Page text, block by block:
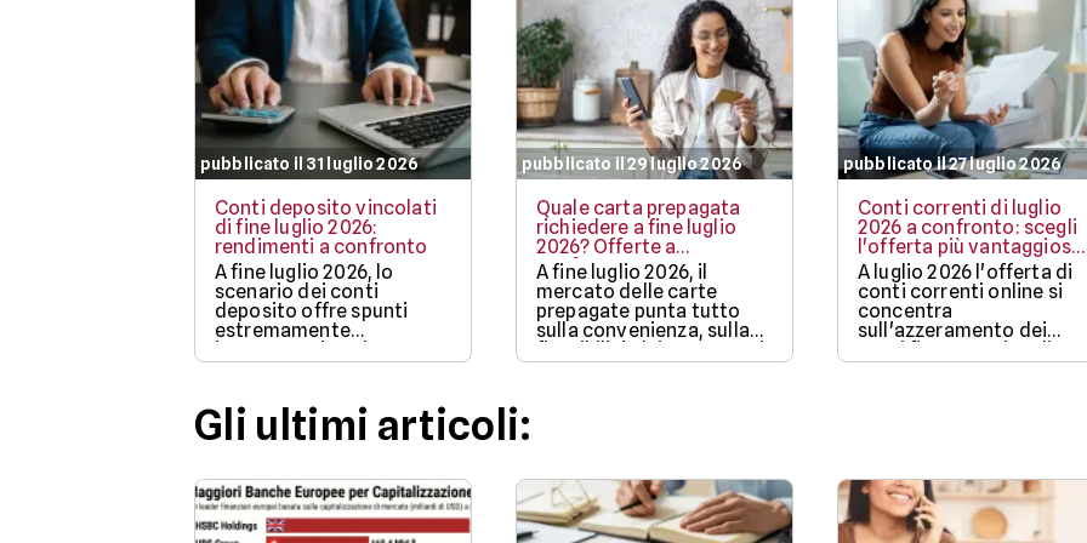
pubblicato il 31 luglio 2026
Conti deposito vincolati
di fine luglio 2026:
rendimenti a confronto
A fine luglio 2026, lo
scenario dei conti
deposito offre spunti
estremamente
interessanti per i
risparmiatori che
l'efficacia dei propri
capitali
pubblicato il 29 luglio 2026
Quale carta prepagata
richiedere a fine luglio
2026? Offerte a
confronto
A fine luglio 2026, il
mercato delle carte
prepagate punta tutto
sulla convenienza, sulla
flessibilità dei pagamenti
in mobilità e su bonus di
pubblicato il 27 luglio 2026
Conti correnti di luglio
2026 a confronto: scegli
l'offerta più vantaggiosa
per te
A luglio 2026 l'offerta di
conti correnti online si
concentra
sull'azzeramento dei
costi fisso-gestionali,
sull'accessibilità da app
Gli ultimi articoli: